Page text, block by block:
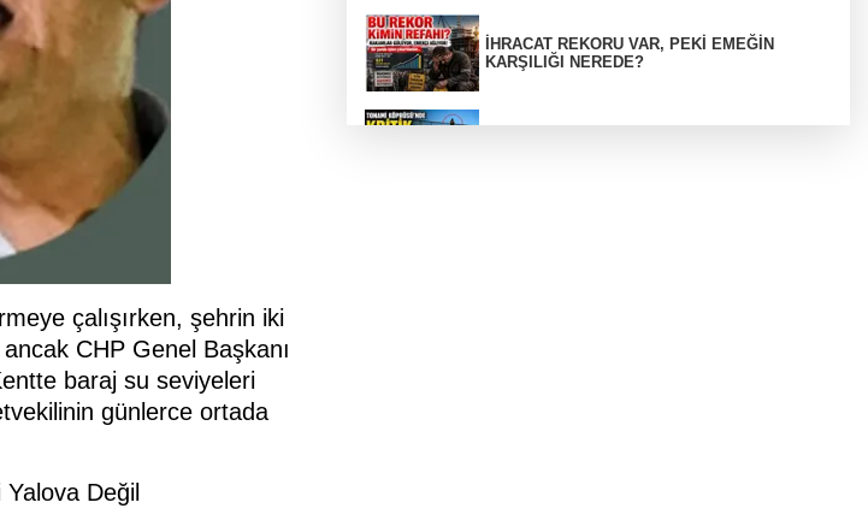
çalışırken, şehrin iki
CHP Genel Başkanı
baraj su seviyeleri
günlerce ortada
Yalova Değil
İHRACAT REKORU VAR, PEKİ EMEĞİN
KARŞILIĞI NEREDE?